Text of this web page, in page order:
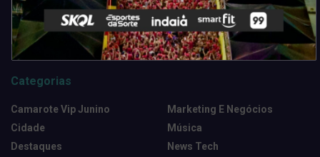
Categorias
Camarote Vip Junino
Cidade
Destaques
Marketing E Negócios
Música
News Tech